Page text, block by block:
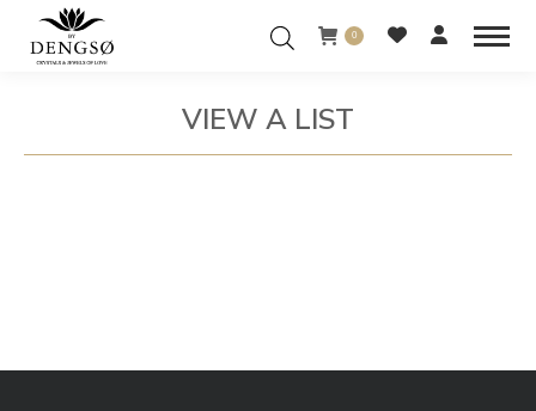
0
VIEW A LIST
You are here: